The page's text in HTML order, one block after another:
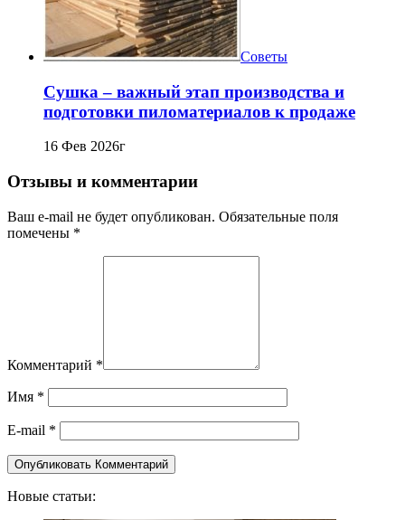
Советы
Сушка – важный этап производства и
подготовки пиломатериалов к продаже
16 Фев 2026г
Отзывы и комментарии
Ваш e-mail не будет опубликован. Обязательные поля
помечены *
Комментарий *
Имя *
E-mail *
Новые статьи: